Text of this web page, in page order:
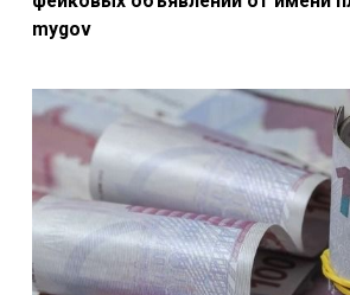
mygov